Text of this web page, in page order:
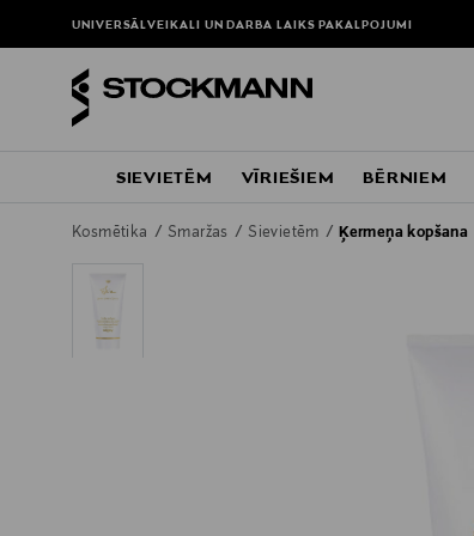
UNIVERSĀLVEIKALI UN DARBA LAIKSPAKALPOJUMI
SIEVIETĒM VĪRIEŠIEM BĒRNIEM
Kosmētika Smaržas Sievietēm Ķermeņa kopšana